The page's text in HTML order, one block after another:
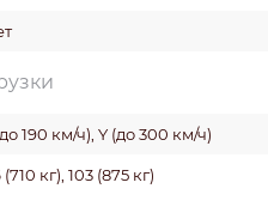
190 км/ч), Y (до 300 км/ч)
кг), 103 (875 кг)